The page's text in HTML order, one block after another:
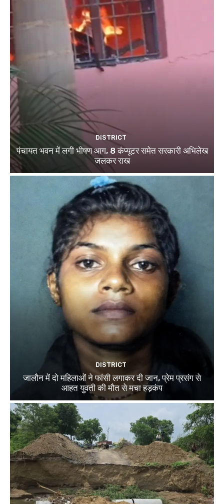
DISTRICT
पंचायत भवन में लगी भीषण आग, 8 कंप्यूटर समेत सरकारी अभिलेख
जलकर राख
DISTRICT
जालौन में दो महिलाओं ने फांसी लगाकर दी जान, प्रेम प्रसंग से
आहत युवती की मौत से मचा हड़कंप